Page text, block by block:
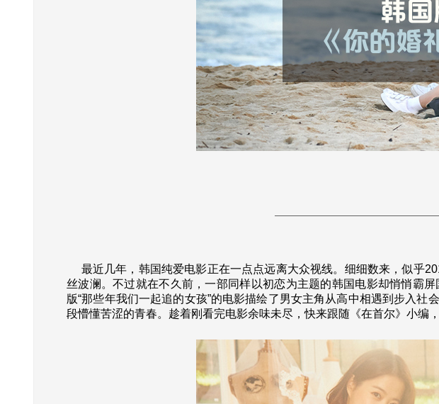
最近几年，韩国纯爱电影正在一点点远离大众视线。细细数来，似乎
丝波澜。不过就在不久前，一部同样以初恋为主题的韩国电影却悄悄霸
版“那些年我们一起追的女孩”的电影描绘了男女主角从高中相遇到步入
段懵懂苦涩的青春。趁着刚看完电影余味未尽，快来跟随《在首尔》小编